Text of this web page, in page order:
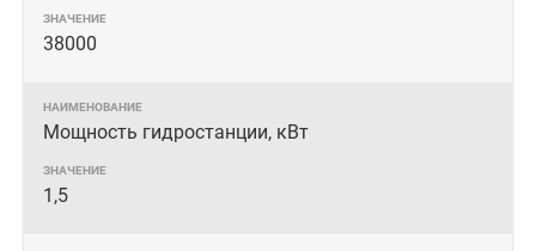
38000
Мощность гидростанции, кВт
1,5